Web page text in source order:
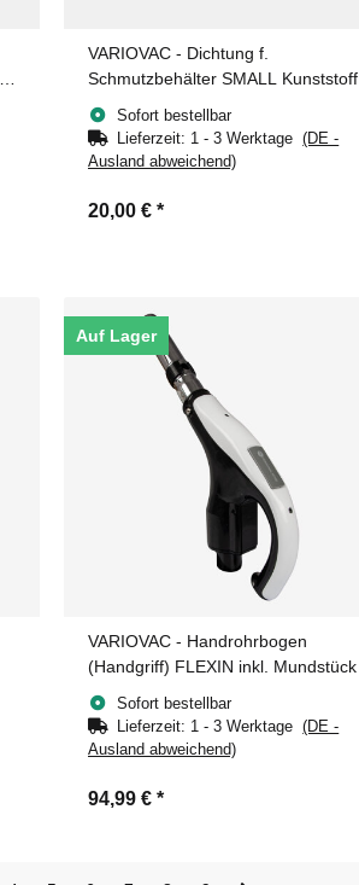
VARIOVAC - Dichtung f.
Schmutzbehälter SMALL Kunststoff
Sofort bestellbar
Lieferzeit: 1 - 3 Werktage(DE -
Ausland abweichend)
20,00 € *
Auf Lager
VARIOVAC - Handrohrbogen
(Handgriff) FLEXIN inkl. Mundstück
Sofort bestellbar
Lieferzeit: 1 - 3 Werktage(DE -
Ausland abweichend)
94,99 € *